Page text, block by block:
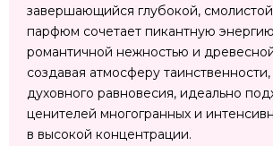
завершающийся глубокой,
парфюм сочетает пикантную
романтичной нежностью и
создавая атмосферу таинственности,
духовного равновесия, идеально
ценителей многогранных и
в высокой концентрации.